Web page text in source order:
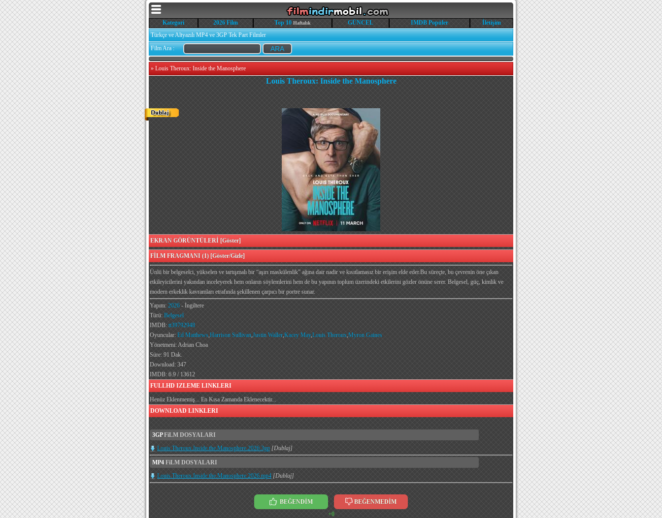
Kategori 2026 Film Top 10 Haftalık GÜNCEL IMDB Popüler
İletişim
Türkçe ve Altyazılı MP4 ve 3GP Tek Part Filmler
Film Ara :
» Louis Theroux: Inside the Manosphere
Louis Theroux: Inside the Manosphere
EKRAN GÖRÜNTÜLERİ [Göster]
FİLM FRAGMANI (1) [Göster/Gizle]
Ünlü bir belgeselci, yükselen ve tartışmalı bir “aşırı maskülenlik” ağına dair nadir ve kısıtlamasız bir erişim elde eder.Bu süreçte, bu çevrenin öne çıkan
etkileyicilerini yakından inceleyerek hem onların söylemlerini hem de bu yapının toplum üzerindeki etkilerini gözler önüne serer. Belgesel, güç, kimlik ve
modern erkeklik kavramları etrafında şekillenen çarpıcı bir portre sunar.
Yapım: 2026 - İngiltere
Türü: Belgesel
IMDB: tt39792948
Oyuncular: Ed Matthews,Harrison Sullivan,Justin Waller,Kacey May,Louis Theroux,Myron Gaines
Yönetmeni: Adrian Choa
Süre: 91 Dak.
Download: 347
IMDB: 6.9 / 13612
FULLHD IZLEME LINKLERI
Henüz Eklenmemiş... En Kısa Zamanda Eklenecektir...
DOWNLOAD LINKLERI
3GPFiLM DOSYALARI
Louis.Theroux.Inside.the.Manosphere.2026.3gp [Dublaj]
MP4 FiLM DOSYALARI
Louis.Theroux.Inside.the.Manosphere.2026.mp4 [Dublaj]
BEĞENDİM
BEĞENMEDİM
+0